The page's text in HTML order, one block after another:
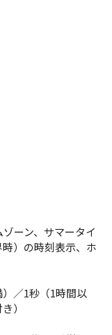
ーン、サマータイ
）の時刻表示、ホ
／1秒（1時間以
）